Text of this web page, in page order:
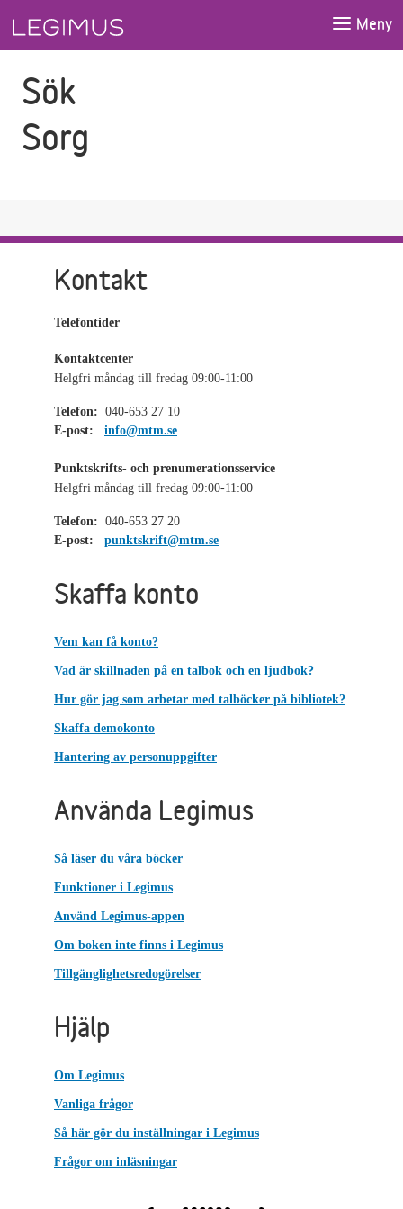
Meny
Sök
Sorg
Kontakt
Telefontider
Kontaktcenter
Helgfri måndag till fredag 09:00-11:00
Telefon: 040-653 27 10
E-post:
info@mtm.se
Punktskrifts- och prenumerationsservice
Helgfri måndag till fredag 09:00-11:00
Telefon: 040-653 27 20
E-post:
punktskrift@mtm.se
Skaffa konto
Vem kan få konto?
Vad är skillnaden på en talbok och en ljudbok?
Hur gör jag som arbetar med talböcker på bibliotek?
Skaffa demokonto
Hantering av personuppgifter
Använda Legimus
Så läser du våra böcker
Funktioner i Legimus
Använd Legimus-appen
Om boken inte finns i Legimus
Tillgänglighetsredogörelser
Hjälp
Om Legimus
Vanliga frågor
Så här gör du inställningar i Legimus
Frågor om inläsningar